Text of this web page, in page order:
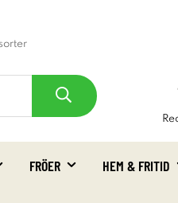
FRÖER HEM & FRITID